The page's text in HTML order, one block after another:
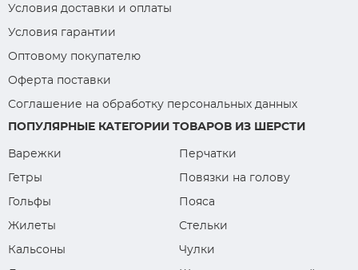
Условия доставки и оплаты
Условия гарантии
Оптовому покупателю
Оферта поставки
Соглашение на обработку персональных данных
ПОПУЛЯРНЫЕ КАТЕГОРИИ ТОВАРОВ ИЗ ШЕРСТИ
Варежки
Перчатки
Гетры
Повязки на голову
Гольфы
Пояса
Жилеты
Стельки
Кальсоны
Чулки